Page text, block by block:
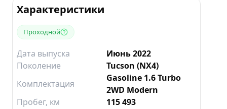
Характеристики
Проходной
Дата выпуска
Июнь 2022
Поколение
Tucson (NX4)
Комплектация
Gasoline 1.6 Turbo
2WD Modern
Пробег, км
115 493